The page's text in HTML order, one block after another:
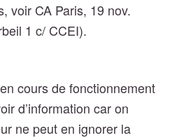
voir CA Paris, 19 nov.
1 c/ CCEI).
cours de fonctionnement
d’information car on
ne peut en ignorer la